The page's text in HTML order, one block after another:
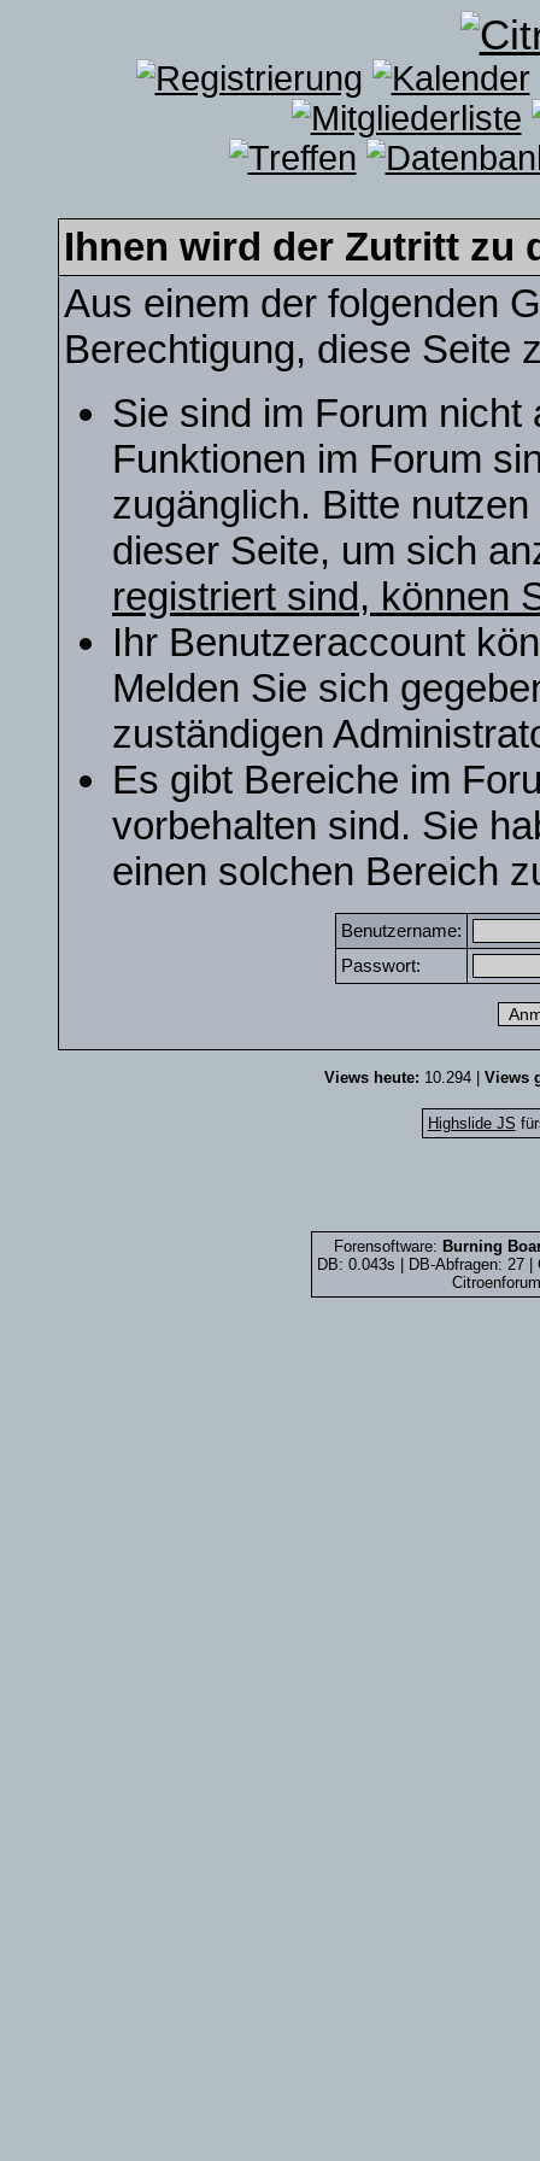
Ihnen wird der Zutritt zu
Aus einem der folgenden
Berechtigung, diese Seite
Sie sind im Forum nicht
Funktionen im Forum
zugänglich. Bitte
dieser Seite, um sich
registriert sind, können
Ihr Benutzeraccount
Melden Sie sich
zuständigen
Es gibt Bereiche im
vorbehalten sind. Sie
einen solchen Bereich
Benutzername:
Passwort:
Views heute: 10.294 | Views
Highslide JS
Forensoftware: Burning
DB: 0.043s | DB-Abfragen: 27